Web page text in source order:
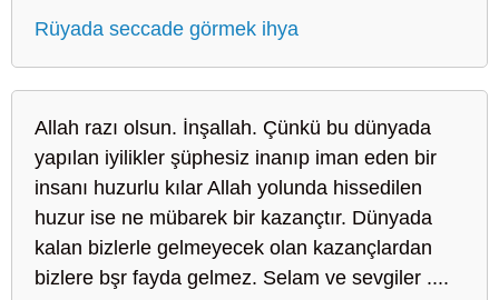
Rüyada seccade görmek ihya
Allah razı olsun. İnşallah. Çünkü bu dünyada
yapılan iyilikler şüphesiz inanıp iman eden bir
insanı huzurlu kılar Allah yolunda hissedilen
huzur ise ne mübarek bir kazançtır. Dünyada
kalan bizlerle gelmeyecek olan kazançlardan
bizlere bşr fayda gelmez. Selam ve sevgiler ....